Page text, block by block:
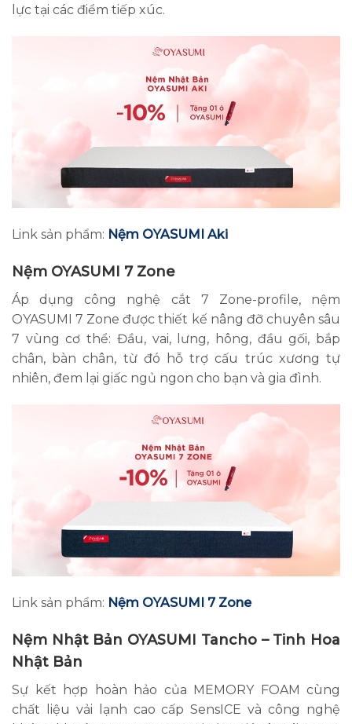
lực tại các điểm tiếp xúc.
Link sản phẩm: Nệm OYASUMI Aki
Nệm OYASUMI 7 Zone
Áp dụng công nghệ cắt 7 Zone-profile, nệm
OYASUMI 7 Zone được thiết kế nâng đỡ chuyên sâu
7 vùng cơ thể: Đầu, vai, lưng, hông, đầu gối, bắp
chân, bàn chân, từ đó hỗ trợ cấu trúc xương tự
nhiên, đem lại giấc ngủ ngon cho bạn và gia đình.
Link sản phẩm: Nệm OYASUMI 7 Zone
Nệm Nhật Bản OYASUMI Tancho– Tinh Hoa
Nhật Bản
Sự kết hợp hoàn hảo của MEMORY FOAM cùng
chất liệu vải lạnh cao cấp SensICE và công nghệ